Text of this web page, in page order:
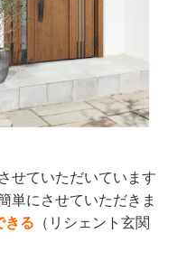
せていただいています
単にさせていただきま
きる （リシェント玄関